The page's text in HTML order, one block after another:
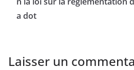
a dot
Laisser un